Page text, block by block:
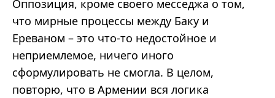
Оппозиция, кроме своего месседжа о том,
что мирные процессы между Баку и
Ереваном – это что-то недостойное и
неприемлемое, ничего иного
сформулировать не смогла. В целом,
повторю, что в Армении вся логика